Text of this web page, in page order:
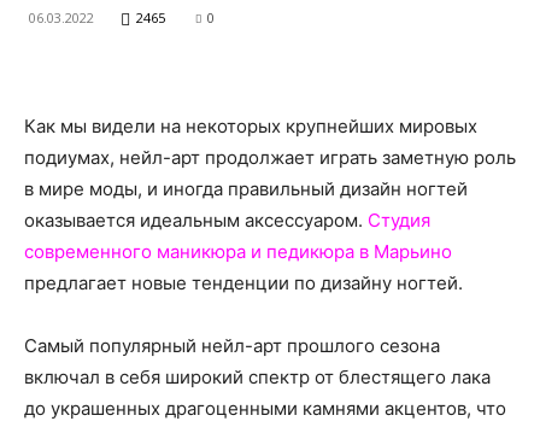
о
06.03.2022 2465 0
Как мы видели на некоторых крупнейших мировых
подиумах, нейл-арт продолжает играть заметную роль
в мире моды, и иногда правильный дизайн ногтей
оказывается идеальным аксессуаром. Студия
современного маникюра и педикюра в Марьино
предлагает новые тенденции по дизайну ногтей.
Самый популярный нейл-арт прошлого сезона
включал в себя широкий спектр от блестящего лака
до украшенных драгоценными камнями акцентов, что